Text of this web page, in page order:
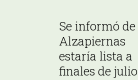
Se informó de
Alzapiernas
estaría lista a
finales de julio